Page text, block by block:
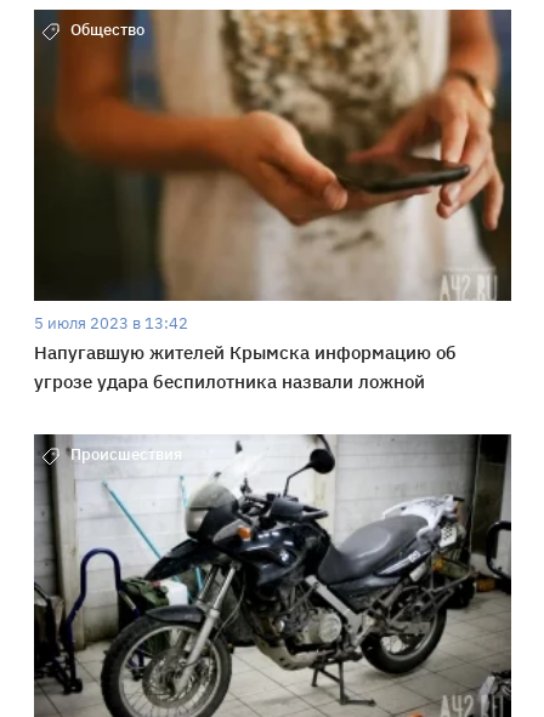
Общество
5 июля 2023 в 13:42
Напугавшую жителей Крымска информацию об
угрозе удара беспилотника назвали ложной
Происшествия